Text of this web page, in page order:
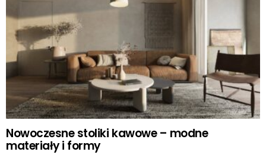
Nowoczesne stoliki kawowe – modne
materiały i formy